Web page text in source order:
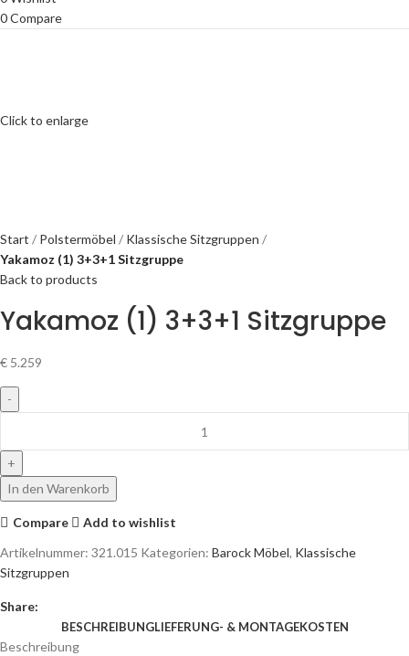
0Compare
Click to enlarge
Start Polstermöbel
Klassische Sitzgruppen
Yakamoz (1) 3+3+1 Sitzgruppe
Back to products
Yakamoz (1) 3+3+1 Sitzgruppe
€ 5.259
In den Warenkorb
Compare
Add to wishlist
Artikelnummer: 321.015 Kategorien: Barock Möbel, Klassische
Sitzgruppen
Share:
BESCHREIBUNGLIEFERUNG- & MONTAGEKOSTEN
Beschreibung